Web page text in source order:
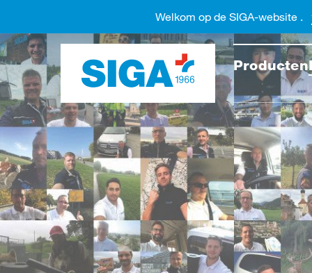
Producten
Welkom op de SIGA-website .